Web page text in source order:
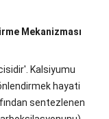
Mekanizması
Kalsiyumu
hayati
sentezlenen